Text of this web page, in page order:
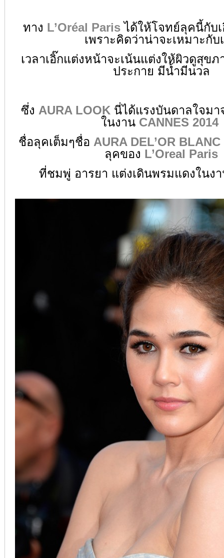
ทาง L’Oréal Paris ได้ให้โจทย์ลุคนี้กับ
เพราะคิดว่าน่าจะเหมาะกับ
เวลาเอิ๊กแต่งหน้าจะเน้นแต่งให้ผิวดูสุข
ประกาย มีน้ำมีนวล
ซึ่ง AURA LOOK นี่ได้แรงบันดาลใจมา
ในงาน CANNES 2014
ชื่อลุคเต็มๆชื่อ AURA DEL’OR
ลุคของ L’Oreal Paris
ที่ชมพู่ อารยา แต่งเดินพรมแดงในง